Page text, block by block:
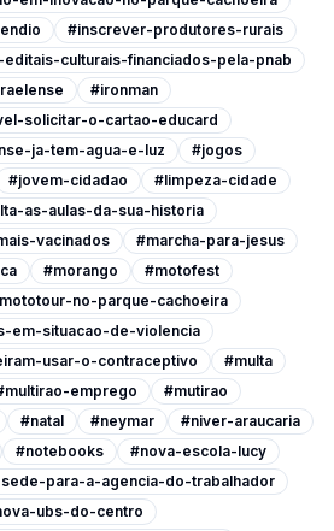
#inscrever-produtores-rurais
culturais-financiados-pela-pnab
#ironman
solicitar-o-cartao-educard
ja-tem-agua-e-luz
#jogos
#jovem-cidadao
#limpeza-cidade
as-aulas-da-sua-historia
vacinados
#marcha-para-jesus
#morango
#motofest
no-parque-cachoeira
em-situacao-de-violencia
usar-o-contraceptivo
#multa
emprego
#mutirao
#natal #neymar
#niver-araucaria
#notebooks
#nova-escola-lucy
para-a-agencia-do-trabalhador
ubs-do-centro